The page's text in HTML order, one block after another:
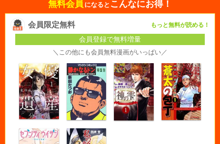
無料会員 になると こんなにお得！
会員限定無料 もっと無料が読める！
会員登録で無料増量
＼この他にも会員無料漫画がいっぱい／